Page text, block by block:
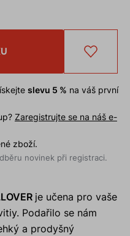
slevu 5 % na váš první
Zaregistrujte se na náš e-
zboží.
novinek při registraci.
je učena pro vaše
Podařilo se nám
a prodyšný